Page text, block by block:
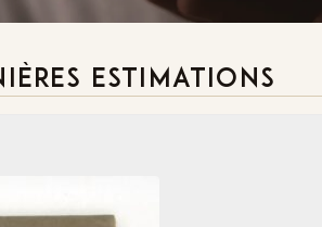
ESTIMATIONS